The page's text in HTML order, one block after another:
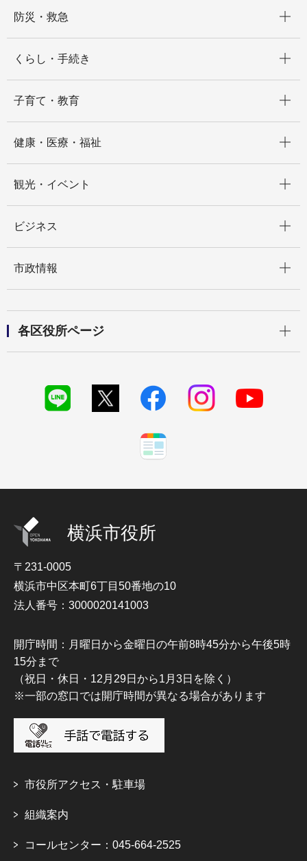
防災・救急
くらし・手続き
子育て・教育
健康・医療・福祉
観光・イベント
ビジネス
市政情報
各区役所ページ
横浜市役所
〒231-0005
横浜市中区本町6丁目50番地の10
法人番号：3000020141003
開庁時間：月曜日から金曜日の午前8時45分から午後5時
15分まで
（祝日・休日・12月29日から1月3日を除く）
※一部の窓口では開庁時間が異なる場合があります
市役所アクセス・駐車場
組織案内
コールセンター：045-664-2525